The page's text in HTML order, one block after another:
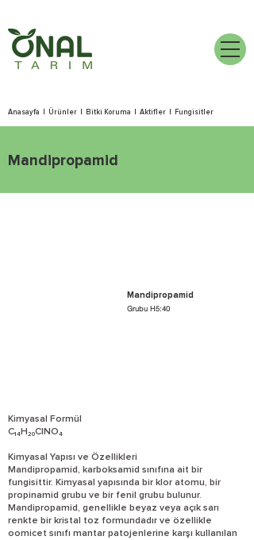
Anasayfa Ürünler Bitki Koruma Aktifler Fungisitler
Mandipropamid
Mandipropamid
Grubu H5:40
Kimyasal Formül
C₁₄H₂₀ClNO₄
Kimyasal Yapısı ve Özellikleri
Mandipropamid, karboksamid sınıfına ait bir
fungisittir. Kimyasal yapısında bir klor atomu, bir
propinamid grubu ve bir fenil grubu bulunur.
Mandipropamid, genellikle beyaz veya açık sarı
renkte bir kristal toz formundadır ve özellikle
oomicet sınıfı mantar patojenlerine karşı kullanılan